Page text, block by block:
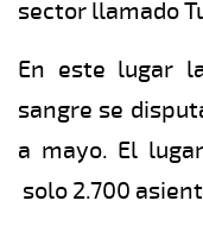
sector llamado
En este lugar
sangre se
a mayo. El
solo 2.700